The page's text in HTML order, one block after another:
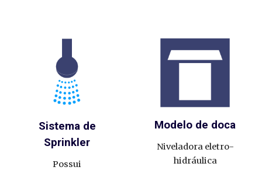
Sistema de
Sprinkler
Possui
Modelo de doca
Niveladora eletro-
hidráulica